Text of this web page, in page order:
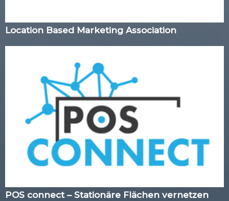
Location Based Marketing Association
POS connect – Stationäre Flächen vernetzen